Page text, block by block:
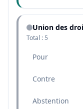
Union des
Total : 5
Pour
Contre
Abstention